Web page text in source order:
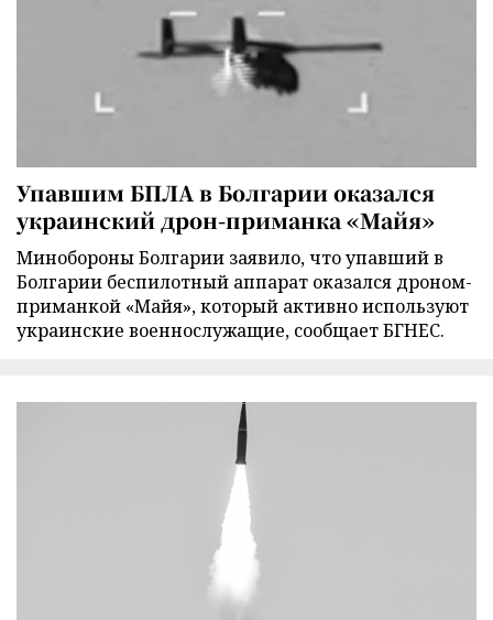
Упавшим БПЛА в Болгарии оказался
украинский дрон-приманка «Майя»
Минобороны Болгарии заявило, что упавший в
Болгарии беспилотный аппарат оказался дроном-
приманкой «Майя», который активно используют
украинские военнослужащие, сообщает БГНЕС.